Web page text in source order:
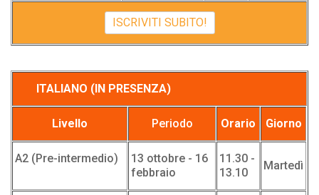
ISCRIVITI SUBITO!
ITALIANO (IN PRESENZA)
Livello Periodo Orario Giorno
A2 (Pre-intermedio)
13 ottobre - 16
febbraio
11.30 -
13.10
Martedì